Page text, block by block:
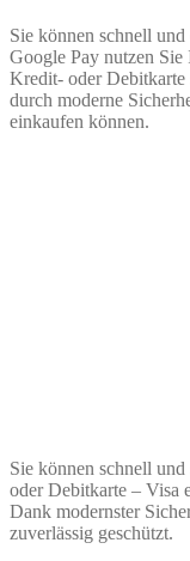
Sie können schnell
Google Pay nutzen
Kredit- oder Debitkarte
durch moderne
einkaufen können.
Sie können schnell
oder Debitkarte – Visa
Dank modernster
zuverlässig geschützt.